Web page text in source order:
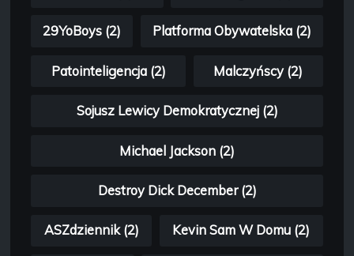
29YoBoys (2) Platforma Obywatelska (2)
Patointeligencja (2) Malczyńscy (2)
Sojusz Lewicy Demokratycznej (2)
Michael Jackson (2)
Destroy Dick December (2)
ASZdziennik (2) Kevin Sam W Domu (2)